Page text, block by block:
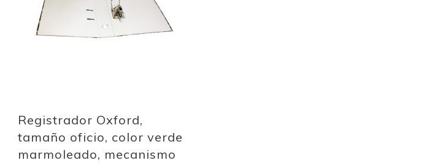
Registrador Oxford,
tamaño oficio, color verde
marmoleado, mecanismo